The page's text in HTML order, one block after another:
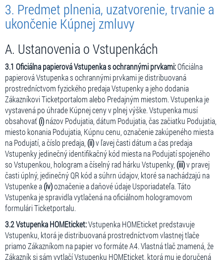
3. Predmet plnenia, uzatvorenie, trvanie a
ukončenie Kúpnej zmluvy
A. Ustanovenia o Vstupenkách
3.1 Oficiálna papierová Vstupenka s ochrannými prvkami:Oficiálna
papierová Vstupenka s ochrannými prvkami je distribuovaná
prostredníctvom fyzického predaja Vstupenky a jeho dodania
Zákazníkovi Ticketportalom alebo Predajným miestom. Vstupenka je
vystavená po úhrade Kúpnej ceny v plnej výške. Vstupenka musí
obsahovať(i)názov Podujatia, dátum Podujatia, čas začiatku Podujatia,
miesto konania Podujatia, Kúpnu cenu, označenie zakúpeného miesta
na Podujatí, a číslo predaja, (ii)v ľavej časti dátum a čas predaja
Vstupenky jedinečný identifikačný kód miesta na Podujatí spojeného
so Vstupenkou, hologram a číselný rad hárku Vstupenky, (iii)v pravej
časti úplný, jedinečný QR kód a súhrn údajov, ktoré sa nachádzajú na
Vstupenke a(iv)označenie a daňové údaje Usporiadateľa. Táto
Vstupenka je spravidla vytlačená na oficiálnom hologramovom
formulári Ticketportalu.
3.2 Vstupenka HOMEticket:Vstupenka HOMEticket predstavuje
Vstupenku, ktorá je distribuovaná prostredníctvom vlastnej tlače
priamo Zákazníkom na papier vo formáte A4. Vlastná tlač znamená, že
Zákazník si sám vytlačí Vstupenku HOMEticket, ktorá mu je doručená